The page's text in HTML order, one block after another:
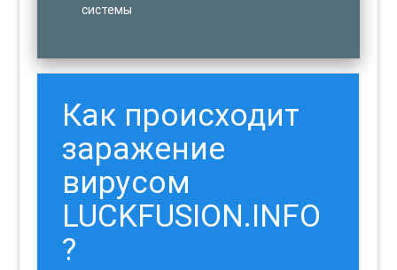
системы
Как происходит
заражение
вирусом
LUCKFUSION.INFO
?